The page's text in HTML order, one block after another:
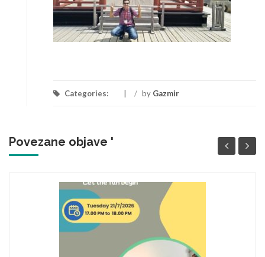
Categories: / by Gazmir
Povezane objave '